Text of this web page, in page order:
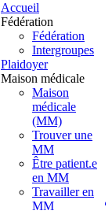
Accueil
Fédération
Fédération
Intergroupes
Plaidoyer
Maison médicale
Maison
médicale
(MM)
Trouver une
MM
Être patient.e
en MM
Travailler en
MM